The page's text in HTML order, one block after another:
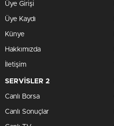
Üye Girişi
Üye Kaydı
Künye
Hakkımızda
İletişim
SERVİSLER 2
Canlı Borsa
Canlı Sonuçlar